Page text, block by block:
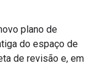
plano de
do espaço de
de revisão e, em